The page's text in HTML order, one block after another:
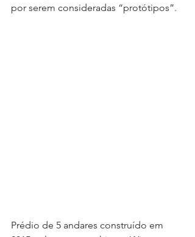
por serem consideradas “protótipos”.
Prédio de 5 andares construído em